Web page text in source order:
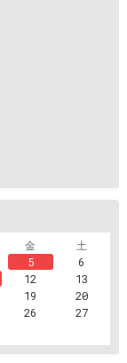
金
土
5
6
12
13
19
20
26
27